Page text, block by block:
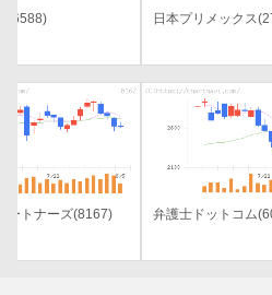
日本プリメックス(2795)
弁護士ドットコム(6027)